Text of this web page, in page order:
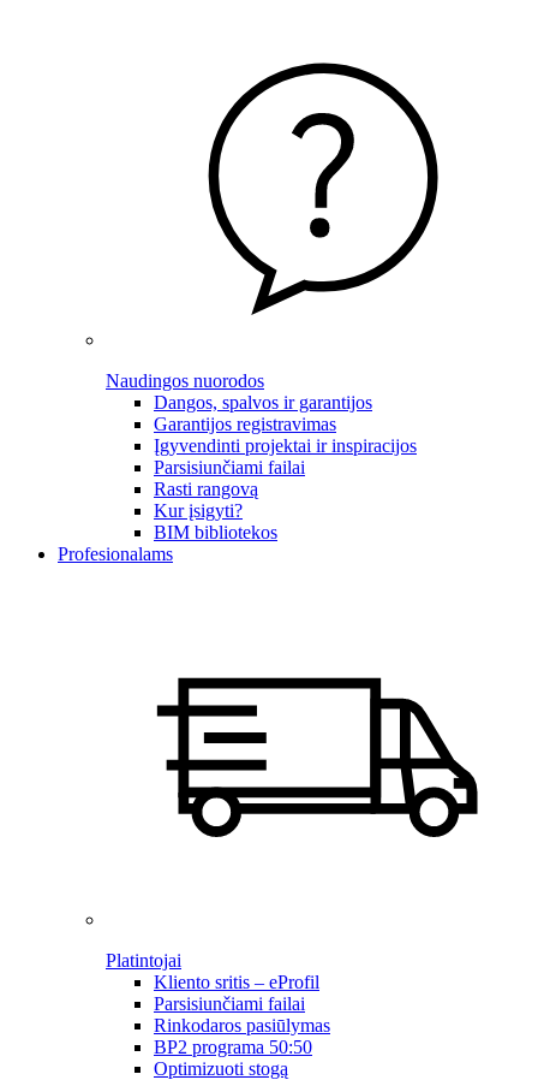
Naudingos nuorodos
Dangos, spalvos ir garantijos
Garantijos registravimas
Įgyvendinti projektai ir inspiracijos
Parsisiunčiami failai
Rasti rangovą
Kur įsigyti?
BIM bibliotekos
Profesionalams
Platintojai
Kliento sritis – eProfil
Parsisiunčiami failai
Rinkodaros pasiūlymas
BP2 programa 50:50
Optimizuoti stogą